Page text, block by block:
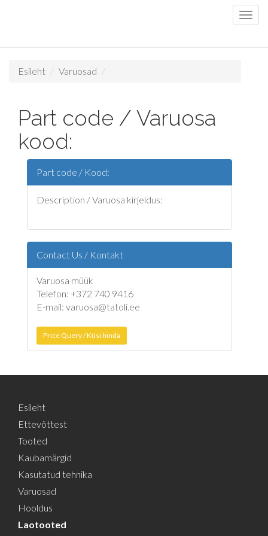
Esileht Varuosad
Part code / Varuosa
kood:
Part code / Kood:
Description / Varuosa kirjeldus:
Contact Us / Kontakt
Varuosa müük
Telefon: +372 740 9416
E-mail: varuosa@tatoli.ee
Price Query / Küsi hinda
Esileht
Ettevõttest
Tooted
Kaubamärgid
Kasutatud tehnika
Varuosad
Hooldus
Laotooted